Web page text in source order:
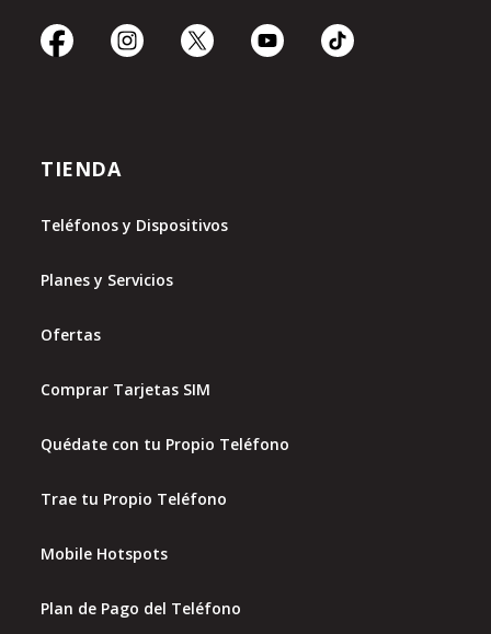
TIENDA
Teléfonos y Dispositivos
Planes y Servicios
Ofertas
Comprar Tarjetas SIM
Quédate con tu Propio Teléfono
Trae tu Propio Teléfono
Mobile Hotspots
Plan de Pago del Teléfono